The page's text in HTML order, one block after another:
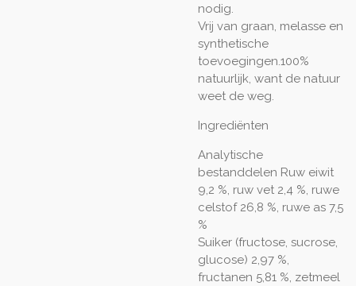
nodig.
Vrij van graan, melasse en
synthetische
toevoegingen.100%
natuurlijk, want de natuur
weet de weg.
Ingrediënten
Analytische
bestanddelen Ruw eiwit
9,2 %, ruw vet 2,4 %, ruwe
celstof 26,8 %, ruwe as 7,5
%
Suiker (fructose, sucrose,
glucose) 2,97 %,
fructanen 5,81 %, zetmeel